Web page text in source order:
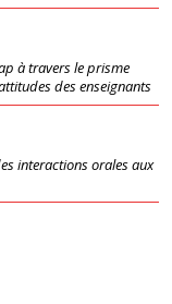
à travers le prisme
des enseignants
interactions orales aux